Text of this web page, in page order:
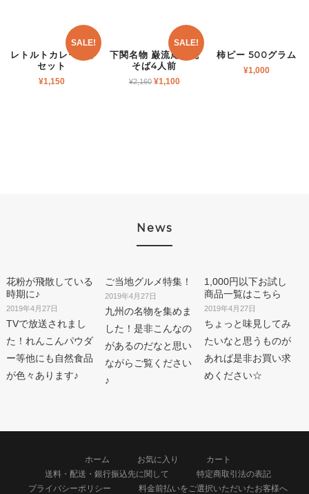
SALE!
レトルトカレー4個
セット
¥1,150
SALE!
下関名物 巌流庵の瓦
そば4人前
¥2,160 ¥1,100
柿ピー 500グラム
¥1,000
News
花粉が飛散している
時期に♪
2019年4月27日
TVで放送されまし
た！れんこんパウダ
ー等他にも自然食品
が色々あります♪
ご当地グルメ特集！
2019年4月27日
九州の名物を集めま
した！是非こんなの
があるのだなと思い
ながらご覧ください
♪
1,000円以下お試し
商品一覧はこちら
2019年4月27日
ちょっと味見してみ
たいなと思うものが
あれば是非お買い求
めください☆
ホーム お気に入り
カート
送料・配送・銀行振込先に関して
特定商取引法の表記
プライバシーポリシー
料金前払いをご選択いただいたお客様へ